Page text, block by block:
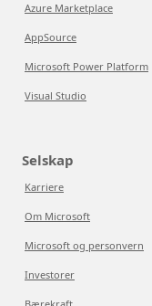
Azure Marketplace
AppSource
Microsoft Power Platform
Visual Studio
Selskap
Karriere
Om Microsoft
Microsoft og personvern
Investorer